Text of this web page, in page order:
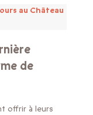
au Château
de
offrir à leurs